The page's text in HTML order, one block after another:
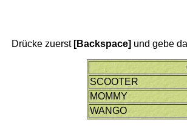
Drücke zuerst [Backspace] und gebe
SCOOTER
MOMMY
WANGO